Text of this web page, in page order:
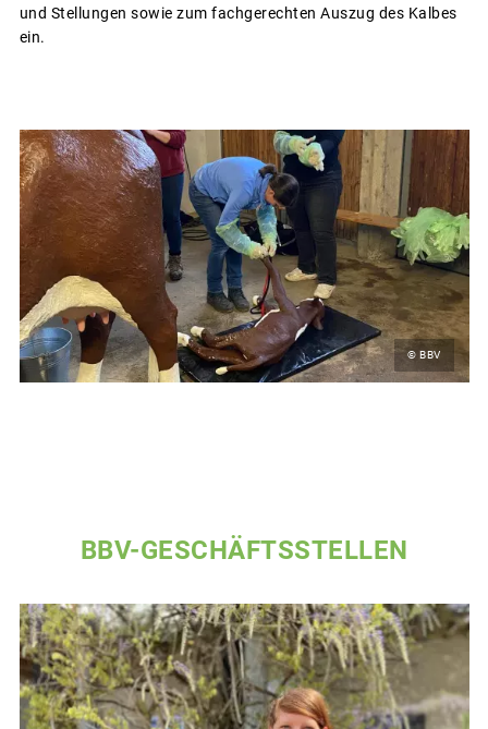
und Stellungen sowie zum fachgerechten Auszug des Kalbes
ein.
© BBV
BBV-GESCHÄFTSSTELLEN